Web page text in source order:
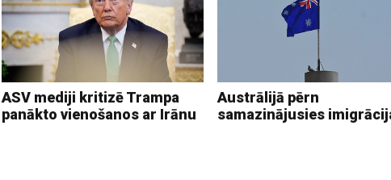
ASV mediji kritizē Trampa
panākto vienošanos ar Irānu
Austrālijā pērn
samazinājusies